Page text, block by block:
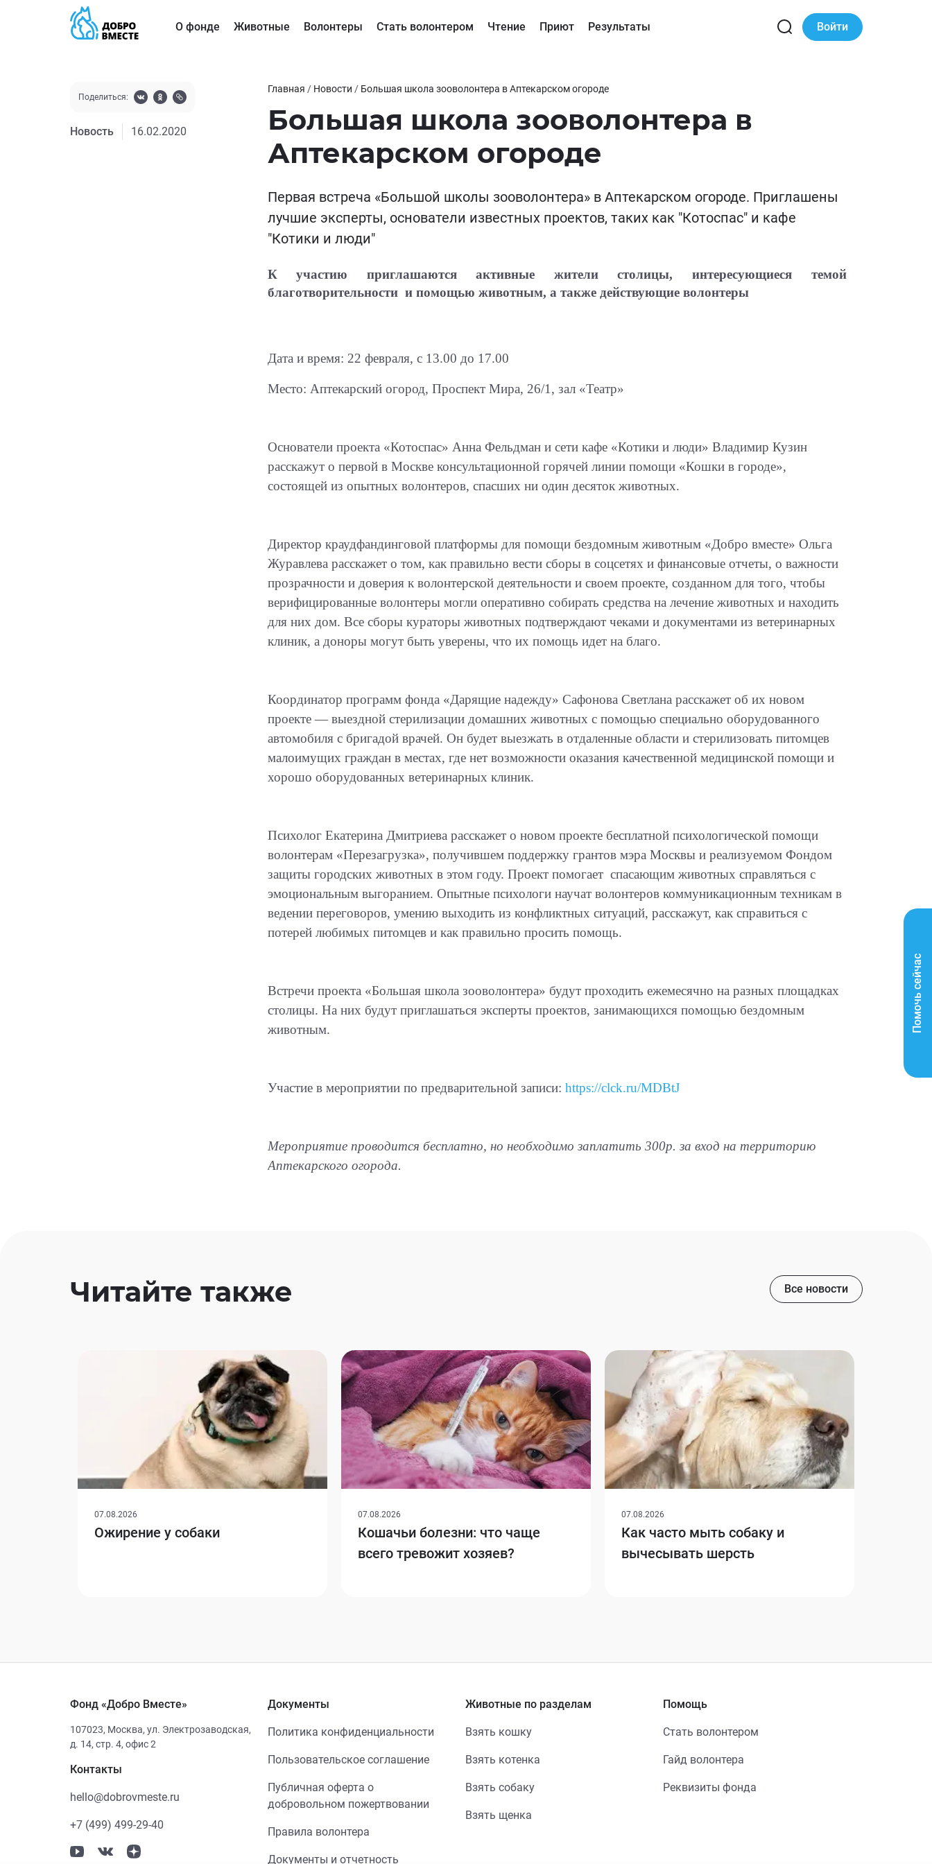
О фонде Животные Волонтеры Стать волонтером Чтение Приют Результаты Войти
Поделиться:
Новость 16.02.2020
Главная / Новости / Большая школа зооволонтера в Аптекарском огороде
Большая школа зооволонтера в
Аптекарском огороде
Первая встреча «Большой школы зооволонтера» в Аптекарском огороде. Приглашены
лучшие эксперты, основатели известных проектов, таких как "Котоспас" и кафе
"Котики и люди"
К участию приглашаются
активные жители столицы, интересующиеся темой
благотворительности и помощью животным, а также действующие волонтеры
Дата и время: 22 февраля, с 13.00 до 17.00
Место: Аптекарский огород, Проспект Мира, 26/1, зал «Театр»
Основатели проекта «Котоспас» Анна Фельдман и сети кафе «Котики и люди» Владимир Кузин
расскажут о первой в Москве консультационной горячей линии помощи «Кошки в городе»,
состоящей из опытных волонтеров, спасших ни один десяток животных.
Директор краудфандинговой платформы для помощи бездомным животным «Добро вместе» Ольга
Журавлева расскажет о том, как правильно вести сборы в соцсетях и финансовые отчеты, о важности
прозрачности и доверия к волонтерской деятельности и своем проекте, созданном для того, чтобы
верифицированные волонтеры могли оперативно собирать средства на лечение животных и находить
для них дом. Все сборы кураторы животных подтверждают чеками и документами из ветеринарных
клиник, а доноры могут быть уверены, что их помощь идет на благо.
Координатор программ фонда «Дарящие надежду» Сафонова Светлана расскажет об их новом
проекте — выездной стерилизации домашних животных с помощью специально оборудованного
автомобиля с бригадой врачей. Он будет выезжать в отдаленные области и стерилизовать питомцев
малоимущих граждан в местах, где нет возможности оказания качественной медицинской помощи и
хорошо оборудованных ветеринарных клиник.
Психолог Екатерина Дмитриева расскажет о новом проекте бесплатной психологической помощи
волонтерам «Перезагрузка», получившем поддержку грантов мэра Москвы и реализуемом Фондом
защиты городских животных в этом году. Проект помогает спасающим животных справляться с
эмоциональным выгоранием. Опытные психологи научат волонтеров коммуникационным техникам в
ведении переговоров, умению выходить из конфликтных ситуаций, расскажут, как справиться с
потерей любимых питомцев и как правильно просить помощь.
Встречи проекта «Большая школа зооволонтера» будут проходить ежемесячно на разных площадках
столицы. На них будут приглашаться эксперты проектов, занимающихся помощью бездомным
животным.
Участие в мероприятии по предварительной записи: https://clck.ru/MDBtJ
Мероприятие проводится бесплатно, но необходимо заплатить 300р. за вход на территорию
Аптекарского огорода.
Читайте также Все новости
07.08.2026
Ожирение у собаки
07.08.2026
Кошачьи болезни: что чаще
всего тревожит хозяев?
07.08.2026
Как часто мыть собаку и
вычесывать шерсть
Помочь сейчас
Фонд «Добро Вместе»
107023, Москва, ул. Электрозаводская,
д. 14, стр. 4, офис 2
Контакты
hello@dobrovmeste.ru
+7 (499) 499-29-40
Документы
Политика конфиденциальности
Пользовательское соглашение
Публичная оферта о
добровольном пожертвовании
Правила волонтера
Документы и отчетность
Животные по разделам
Взять кошку
Взять котенка
Взять собаку
Взять щенка
Помощь
Стать волонтером
Гайд волонтера
Реквизиты фонда